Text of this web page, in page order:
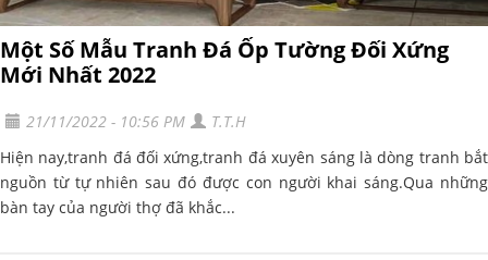
Một Số Mẫu Tranh Đá Ốp Tường Đối Xứng
Mới Nhất 2022
21/11/2022 - 10:56 PM
T.T.H
Hiện nay,tranh đá đối xứng,tranh đá xuyên sáng là dòng tranh bắt
nguồn từ tự nhiên sau đó được con người khai sáng.Qua những
bàn tay của người thợ đã khắc...